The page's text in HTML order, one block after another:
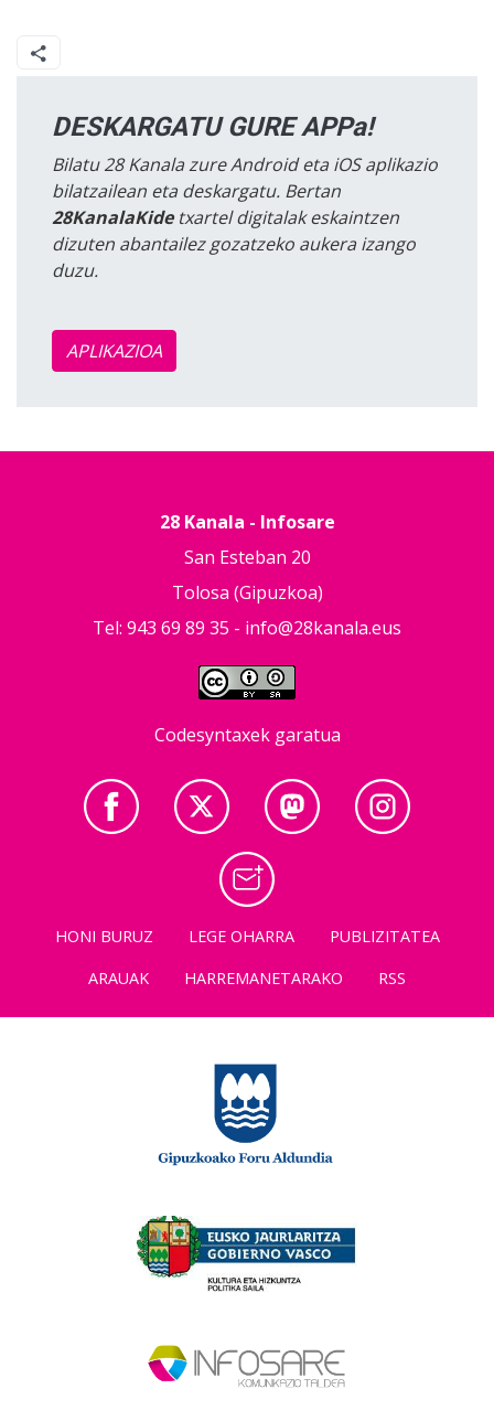
DESKARGATU GURE APPa!
Bilatu 28 Kanala zure Android eta iOS aplikazio
bilatzailean eta deskargatu. Bertan
28KanalaKidetxartel digitalak eskaintzen
dizuten abantailez gozatzeko aukera izango
duzu.
APLIKAZIOA
28 Kanala - Infosare
San Esteban 20
Tolosa (Gipuzkoa)
Tel: 943 69 89 35 - info@28kanala.eus
Codesyntaxek garatua
HONI BURUZ LEGE OHARRA
PUBLIZITATEA
ARAUAK
HARREMANETARAKO RSS